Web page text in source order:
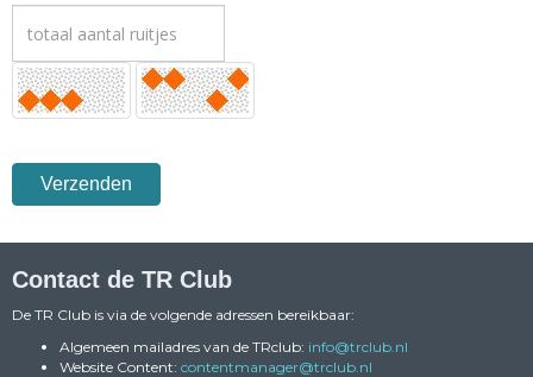
Verzenden
Contact de TR Club
De TR Club is via de volgende adressen bereikbaar:
Algemeen mailadres van de TRclub: ofni@trclub.nl
Website Content: reganamtnetnoc@trclub.nl